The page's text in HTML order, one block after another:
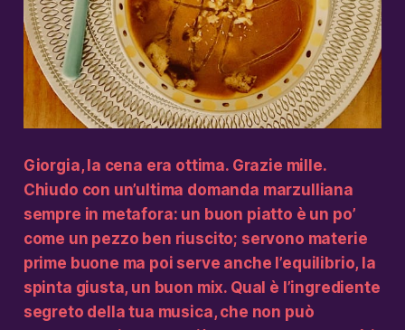
Giorgia, la cena era ottima. Grazie mille.
Chiudo con un’ultima domanda marzulliana
sempre in metafora: un buon piatto è un po’
come un pezzo ben riuscito; servono materie
prime buone ma poi serve anche l’equilibrio, la
spinta giusta, un buon mix. Qual è l’ingrediente
segreto della tua musica, che non può